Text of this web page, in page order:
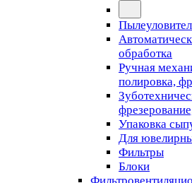
обработка
Ручная
полировка,
Упаковка
Для
Фильтры
Блоки